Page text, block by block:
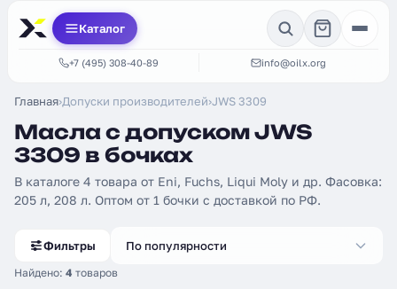
Каталог
+7 (495) 308-40-89 info@oilx.org
Главная›Допуски производителей›JWS 3309
Масла с допуском JWS
3309 в бочках
В каталоге 4 товара от Eni, Fuchs, Liqui Moly и др. Фасовка:
205 л, 208 л. Оптом от 1 бочки с доставкой по РФ.
Фильтры
Найдено: 4 товаров
По популярности